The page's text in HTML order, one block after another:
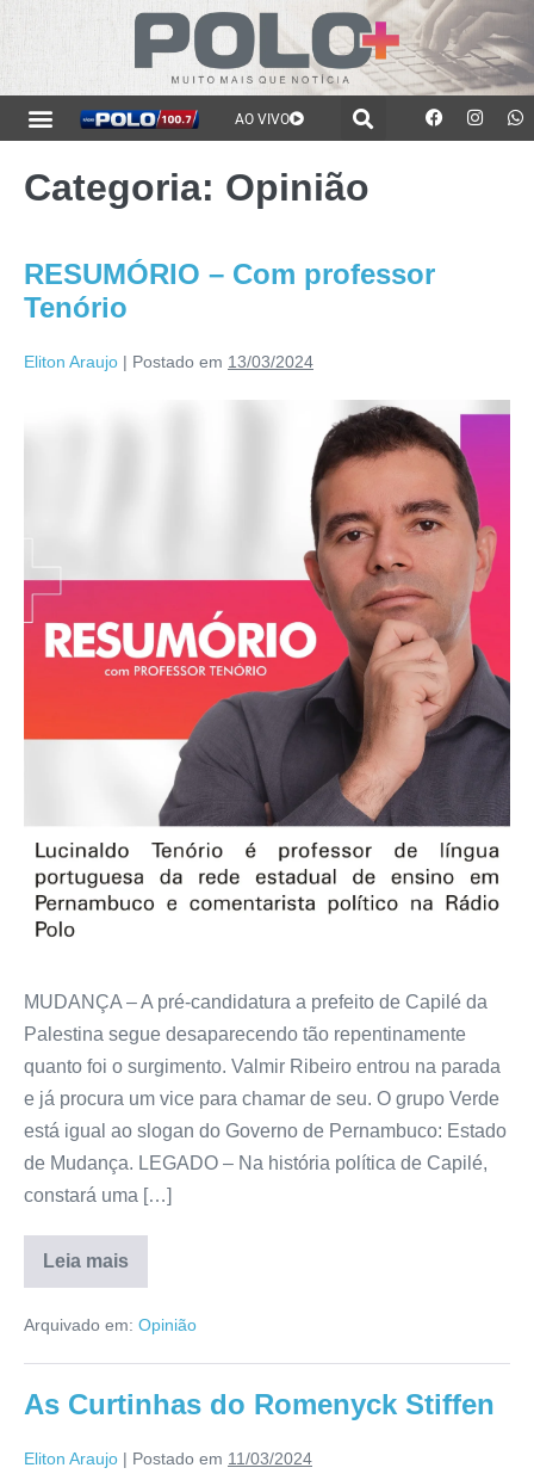
AO VIVO
Categoria: Opinião
RESUMÓRIO – Com professor
Tenório
Eliton Araujo | Postado em 13/03/2024
MUDANÇA – A pré-candidatura a prefeito de Capilé da
Palestina segue desaparecendo tão repentinamente
quanto foi o surgimento. Valmir Ribeiro entrou na parada
e já procura um vice para chamar de seu. O grupo Verde
está igual ao slogan do Governo de Pernambuco: Estado
de Mudança. LEGADO – Na história política de Capilé,
constará uma […]
Leia mais
Arquivado em: Opinião
As Curtinhas do Romenyck Stiffen
Eliton Araujo | Postado em 11/03/2024